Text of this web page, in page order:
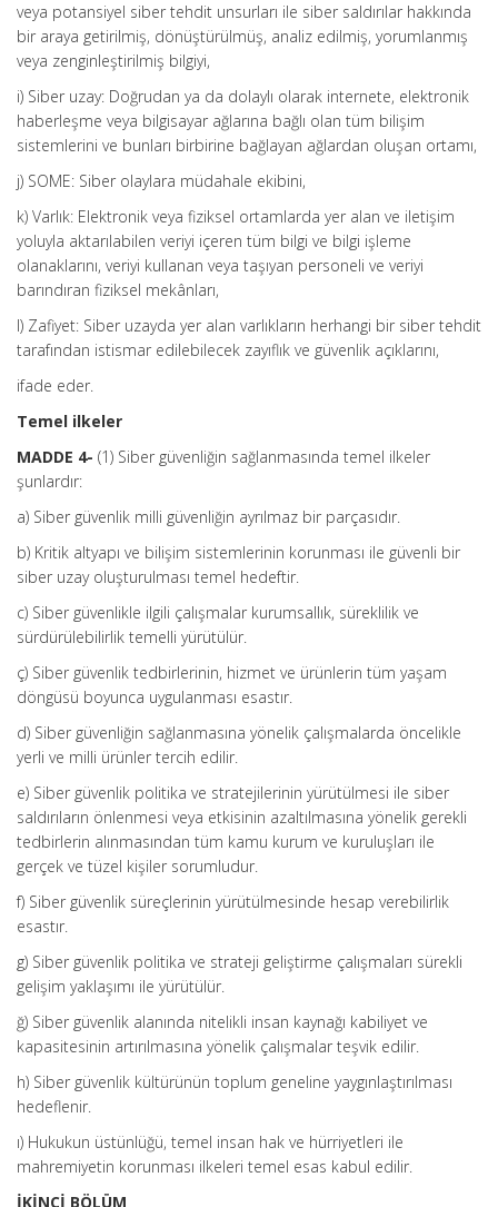
veya potansiyel siber tehdit unsurları ile siber saldırılar hakkında
bir araya getirilmiş, dönüştürülmüş, analiz edilmiş, yorumlanmış
veya zenginleştirilmiş bilgiyi,
i) Siber uzay: Doğrudan ya da dolaylı olarak internete, elektronik
haberleşme veya bilgisayar ağlarına bağlı olan tüm bilişim
sistemlerini ve bunları birbirine bağlayan ağlardan oluşan ortamı,
j) SOME: Siber olaylara müdahale ekibini,
k) Varlık: Elektronik veya fiziksel ortamlarda yer alan ve iletişim
yoluyla aktarılabilen veriyi içeren tüm bilgi ve bilgi işleme
olanaklarını, veriyi kullanan veya taşıyan personeli ve veriyi
barındıran fiziksel mekânları,
l) Zafiyet: Siber uzayda yer alan varlıkların herhangi bir siber tehdit
tarafından istismar edilebilecek zayıflık ve güvenlik açıklarını,
ifade eder.
Temel ilkeler
MADDE 4- (1) Siber güvenliğin sağlanmasında temel ilkeler
şunlardır:
a) Siber güvenlik milli güvenliğin ayrılmaz bir parçasıdır.
b) Kritik altyapı ve bilişim sistemlerinin korunması ile güvenli bir
siber uzay oluşturulması temel hedeftir.
c) Siber güvenlikle ilgili çalışmalar kurumsallık, süreklilik ve
sürdürülebilirlik temelli yürütülür.
ç) Siber güvenlik tedbirlerinin, hizmet ve ürünlerin tüm yaşam
döngüsü boyunca uygulanması esastır.
d) Siber güvenliğin sağlanmasına yönelik çalışmalarda öncelikle
yerli ve milli ürünler tercih edilir.
e) Siber güvenlik politika ve stratejilerinin yürütülmesi ile siber
saldırıların önlenmesi veya etkisinin azaltılmasına yönelik gerekli
tedbirlerin alınmasından tüm kamu kurum ve kuruluşları ile
gerçek ve tüzel kişiler sorumludur.
f) Siber güvenlik süreçlerinin yürütülmesinde hesap verebilirlik
esastır.
g) Siber güvenlik politika ve strateji geliştirme çalışmaları sürekli
gelişim yaklaşımı ile yürütülür.
ğ) Siber güvenlik alanında nitelikli insan kaynağı kabiliyet ve
kapasitesinin artırılmasına yönelik çalışmalar teşvik edilir.
h) Siber güvenlik kültürünün toplum geneline yaygınlaştırılması
hedeflenir.
ı) Hukukun üstünlüğü, temel insan hak ve hürriyetleri ile
mahremiyetin korunması ilkeleri temel esas kabul edilir.
İKİNCİ BÖLÜM